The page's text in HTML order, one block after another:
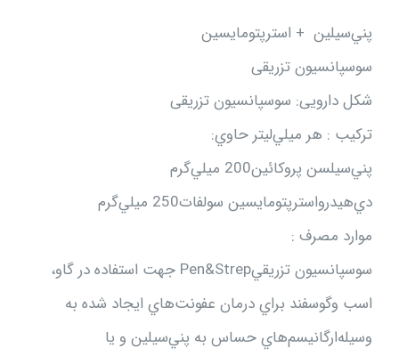
پني‌سيلين‌ + استرپتومايسين‌
سوسپانسیون تزریقی
شکل دارویی: سوسپانسیون تزریقی
تركيب‌ : هر ميلي‌ليتر حاوي‌:
پني‌سيلسن‌ پروكائين‌200 ميلي‌گرم‌
دي‌هيدرواسترپتومايسين‌ سولفات‌250 ميلي‌گرم‌
موارد مصرف :
سوسپانسيون‌ تزريقي‌Pen&Strep جهت‌ استفاده‌ در گاو،
اسب‌ وگوسفند براي‌ درمان‌ عفونت‌هاي‌ ايجاد شده‌ به‌
وسيله‌ارگانيسم‌هاي‌ حساس‌ به‌ پني‌سيلين‌ و يا